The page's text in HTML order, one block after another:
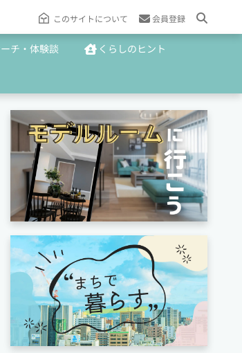
このサイトについて 会員登録
チ・体験談 くらしのヒント